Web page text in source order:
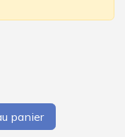
panier